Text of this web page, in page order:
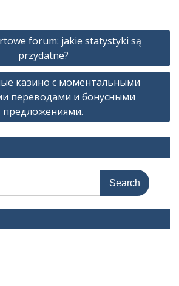
forum: jakie statystyki są
przydatne?
казино с моментальными
переводами и бонусными
предложениями.